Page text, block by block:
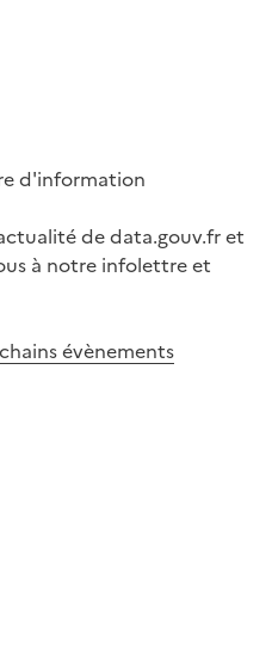
d'information
de data.gouv.fr et
à notre infolettre et
évènements